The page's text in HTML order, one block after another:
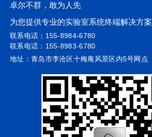
卓尔不群，敢为人先
为您提供专业的实验室系统终端解决方案
联系电话：155-8984-6780
联系电话：155-8983-6780
地址：青岛市李沧区十梅庵风景区内5号网点